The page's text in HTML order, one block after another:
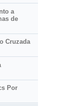
a
de
Cruzada
Por